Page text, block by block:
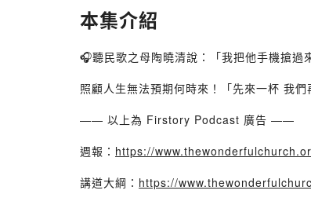
本集介紹
🎧聽民歌之母陶曉清說：「我把他手機搶
照顧人生無法預期何時來！「先來一杯 我
—— 以上為 Firstory Podcast 廣告 ——
週報： https://
講道大綱： https://